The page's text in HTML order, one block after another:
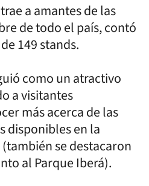
a amantes de las
de todo el país, contó
149 stands.
como un atractivo
a visitantes
más acerca de las
disponibles en la
se destacaron
al Parque Iberá).